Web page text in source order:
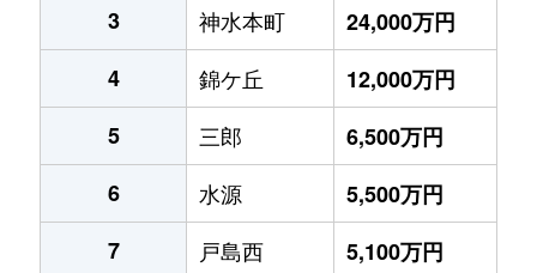
3
神水本町
24,000万円
4
錦ケ丘
12,000万円
5
三郎
6,500万円
6
水源
5,500万円
7
戸島西
5,100万円